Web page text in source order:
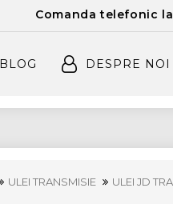
Comanda telefonic
BLOG DESPRE NOI
ULEI TRANSMISIE ULEI JD